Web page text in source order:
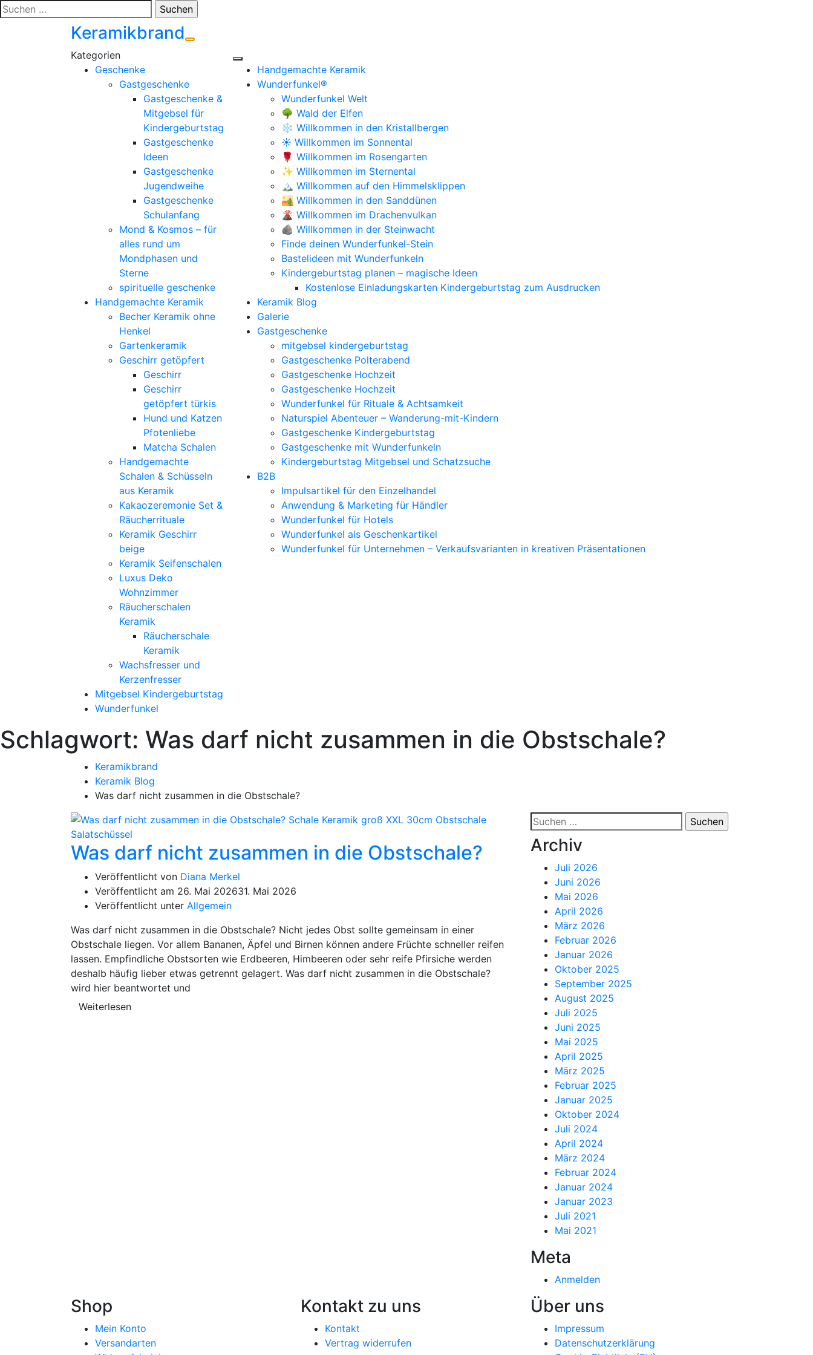
Zum
Inhalt
Suchen
nach:
Keramikbrand
Geschenke
Gastgeschenke
Gastgeschenke &
Mitgebsel für
Kindergeburtstag
Gastgeschenke
Ideen
Gastgeschenke
Jugendweihe
Gastgeschenke
Schulanfang
Mond & Kosmos – für
alles rund um
Mondphasen und
Sterne
spirituelle geschenke
Handgemachte Keramik
Becher Keramik ohne
Henkel
Gartenkeramik
Geschirr getöpfert
Geschirr
Geschirr
getöpfert türkis
Hund und Katzen
Pfotenliebe
Matcha Schalen
Handgemachte
Schalen & Schüsseln
aus Keramik
Kakaozeremonie Set &
Räucherrituale
Keramik Geschirr
beige
Keramik Seifenschalen
Luxus Deko
Wohnzimmer
Räucherschalen
Keramik
Räucherschale
Keramik
Wachsfresser und
Kerzenfresser
Mitgebsel Kindergeburtstag
Wunderfunkel
Handgemachte Keramik
Wunderfunkel®
Wunderfunkel Welt
🌳 Wald der Elfen
❄️ Willkommen in den Kristallbergen
☀️ Willkommen im Sonnental
🌹 Willkommen im Rosengarten
✨ Willkommen im Sternental
🏔️ Willkommen auf den Himmelsklippen
🏜️ Willkommen in den Sanddünen
🌋 Willkommen im Drachenvulkan
🪨 Willkommen in der Steinwacht
Finde deinen Wunderfunkel-Stein
Bastelideen mit Wunderfunkeln
Kindergeburtstag planen – magische Ideen
Kostenlose Einladungskarten Kindergeburtstag zum Ausdrucken
Keramik Blog
Galerie
Gastgeschenke
mitgebsel kindergeburtstag
Gastgeschenke Polterabend
Gastgeschenke Hochzeit
Gastgeschenke Hochzeit
Wunderfunkel für Rituale & Achtsamkeit
Naturspiel Abenteuer – Wanderung-mit-Kindern
Gastgeschenke Kindergeburtstag
Gastgeschenke mit Wunderfunkeln
Kindergeburtstag Mitgebsel und Schatzsuche
B2B
Impulsartikel für den Einzelhandel
Anwendung & Marketing für Händler
Wunderfunkel für Hotels
Wunderfunkel als Geschenkartikel
Wunderfunkel für Unternehmen – Verkaufsvarianten in kreativen Präsentationen
Schlagwort: Was darf nicht zusammen in die Obstschale?
Keramikbrand
Keramik Blog
Was darf nicht zusammen in die Obstschale?
Was darf nicht zusammen in die Obstschale?
Veröffentlicht von Diana Merkel
Veröffentlicht am 26. Mai 202631. Mai 2026
Veröffentlicht unter Allgemein
Was darf nicht zusammen in die Obstschale? Nicht jedes Obst sollte gemeinsam in einer
Obstschale liegen. Vor allem Bananen, Äpfel und Birnen können andere Früchte schneller reifen
lassen. Empfindliche Obstsorten wie Erdbeeren, Himbeeren oder sehr reife Pfirsiche werden
deshalb häufig lieber etwas getrennt gelagert. Was darf nicht zusammen in die Obstschale?
wird hier beantwortet und
Weiterlesen
Suchen
nach:
Archiv
Juli 2026
Juni 2026
Mai 2026
April 2026
März 2026
Februar 2026
Januar 2026
Oktober 2025
September 2025
August 2025
Juli 2025
Juni 2025
Mai 2025
April 2025
März 2025
Februar 2025
Januar 2025
Oktober 2024
Juli 2024
April 2024
März 2024
Februar 2024
Januar 2024
Januar 2023
Juli 2021
Mai 2021
Meta
Anmelden
Shop
Mein Konto
Versandarten
Kontakt zu uns
Kontakt
Vertrag widerrufen
Über uns
Impressum
Datenschutzerklärung